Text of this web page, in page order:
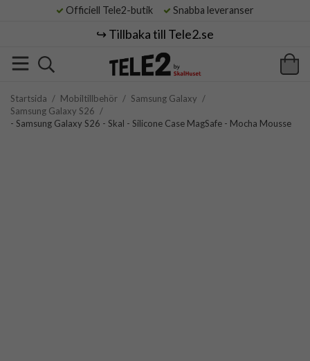
Officiell Tele2-butik Snabba leveranser
↪️ Tillbaka till Tele2.se
Startsida / Mobiltillbehör / Samsung Galaxy /
Samsung Galaxy S26 /
- Samsung Galaxy S26 - Skal - Silicone Case MagSafe - Mocha Mousse